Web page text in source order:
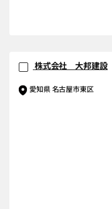
株式会社 大邦建設
愛知県 名古屋市東区